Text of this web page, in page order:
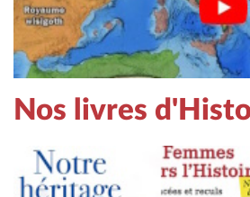
Nos livres